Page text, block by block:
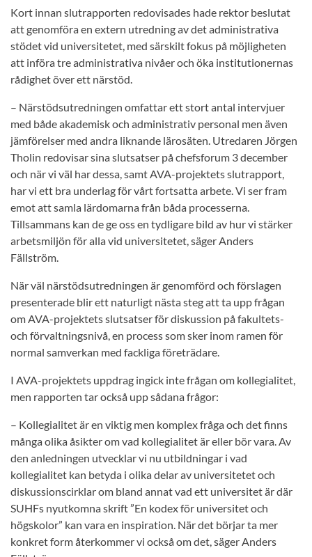
Kort innan slutrapporten redovisades hade rektor beslutat
att genomföra en extern utredning av det administrativa
stödet vid universitetet, med särskilt fokus på möjligheten
att införa tre administrativa nivåer och öka institutionernas
rådighet över ett närstöd.
– Närstödsutredningen omfattar ett stort antal intervjuer
med både akademisk och administrativ personal men även
jämförelser med andra liknande lärosäten. Utredaren Jörgen
Tholin redovisar sina slutsatser på chefsforum 3 december
och när vi väl har dessa, samt AVA-projektets slutrapport,
har vi ett bra underlag för vårt fortsatta arbete. Vi ser fram
emot att samla lärdomarna från båda processerna.
Tillsammans kan de ge oss en tydligare bild av hur vi stärker
arbetsmiljön för alla vid universitetet, säger Anders
Fällström.
När väl närstödsutredningen är genomförd och förslagen
presenterade blir ett naturligt nästa steg att ta upp frågan
om AVA-projektets slutsatser för diskussion på fakultets-
och förvaltningsnivå, en process som sker inom ramen för
normal samverkan med fackliga företrädare.
I AVA-projektets uppdrag ingick inte frågan om kollegialitet,
men rapporten tar också upp sådana frågor:
– Kollegialitet är en viktig men komplex fråga och det finns
många olika åsikter om vad kollegialitet är eller bör vara. Av
den anledningen utvecklar vi nu utbildningar i vad
kollegialitet kan betyda i olika delar av universitetet och
diskussionscirklar om bland annat vad ett universitet är där
SUHFs nyutkomna skrift ”En kodex för universitet och
högskolor” kan vara en inspiration. När det börjar ta mer
konkret form återkommer vi också om det, säger Anders